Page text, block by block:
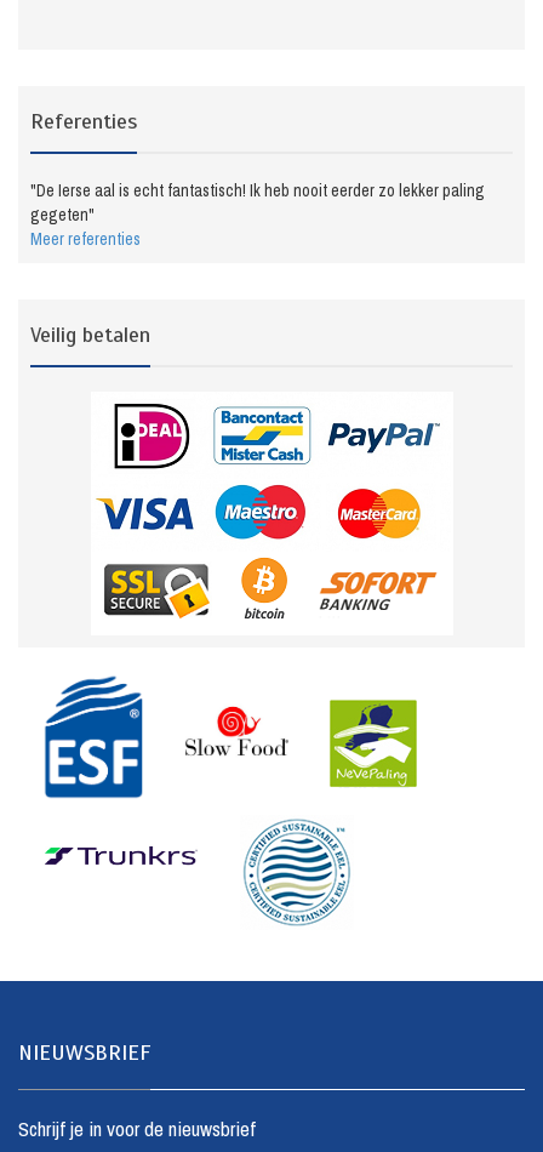
Referenties
"De Ierse aal is echt fantastisch! Ik heb nooit eerder zo lekker paling
gegeten"
Meer referenties
Veilig betalen
NIEUWSBRIEF
Schrijf je in voor de nieuwsbrief